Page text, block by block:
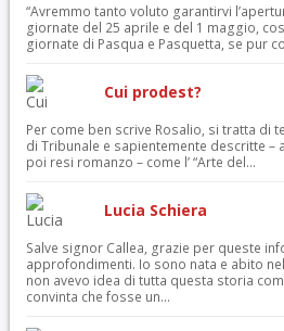
“Avremmo tanto voluto garantirvi
giornate del 25 aprile e del 1 maggio,
giornate di Pasqua e Pasquetta, se pur
Cui prodest?
Per come ben scrive Rosalio, si tratta di
di Tribunale e sapientemente descritte –
poi resi romanzo – come l’ “Arte del...
Lucia Schiera
Salve signor Callea, grazie per queste
approfondimenti. Io sono nata e abito
non avevo idea di tutta questa storia
convinta che fosse un...